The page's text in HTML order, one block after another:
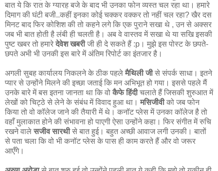
बात ये कि रात के ग्यारह बजे के बाद भी उनका फोन व्यस्त चल रहा था। हमारे
दिमाग की घंटी बजी..कहीं इनका कोई चक्कर वक्कर तो नहीं चल रहा? खैर दस
मिनट बाद फिर कोशिश की तो कहने लगे कि एक पुराने सखा थे , उन से अक्सर
जब भी बात होती है लंबी ही चलती है। अब वे वास्तव में सखा थे या सखि इसकी
पुष्ट खबर तो हमारेदेवेश खबरीजी ही दे सकते हैं :p। मुझे इस पोस्ट के छपते-
छपते अभी भी उनकी इस बारे में अंतिम रिपोर्ट का इंतजार है।
अगली सुबह कार्यालय निकलने के ठीक पहलेमैथिली जीसे संपर्क साधा। इतने
प्यार से उन्होंने मिलने की इच्छा जताई कि मन अभिभूत हो गया। इससे पहले मैं
उनके बारे में बस इतना जानता था कि वोकैफे हिंदीचलाते हैं जिसकी शुरुआत में
लेखों को चिट्ठे से लेने के संबंध में विवाद हुआ था।मसिजीवीको जब फोन
किया तो वो कॉलेज जाने की तैयारी में थे। कनॉट प्लेस में उनका कॉलेज है तो
वहाँ मुलाकात होने की संभावना हो पाएगी ऐसा उन्होंने कहा। फिर संगीत में रुचि
रखने वालेसजीव सारथीसे बात हुई। बहुत अच्छी आवाज लगी उनकी। बातों
से पता चला कि वो भी कनॉट प्लेस के पास ही काम करते हैं और वो जरूर
आएँगे।